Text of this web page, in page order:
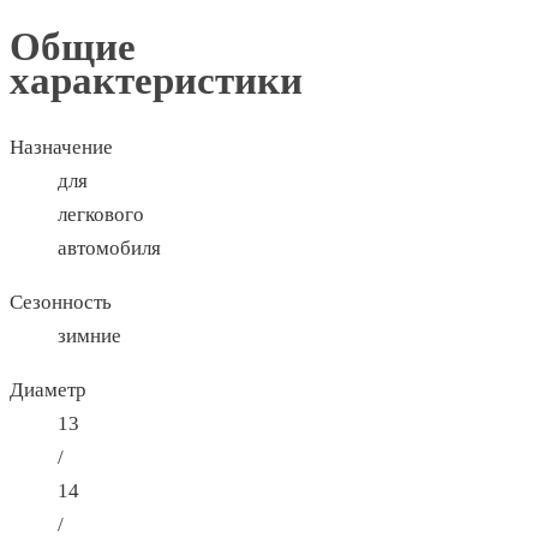
Общие
характеристики
Назначение
для
легкового
автомобиля
Сезонность
зимние
Диаметр
13
/
14
/